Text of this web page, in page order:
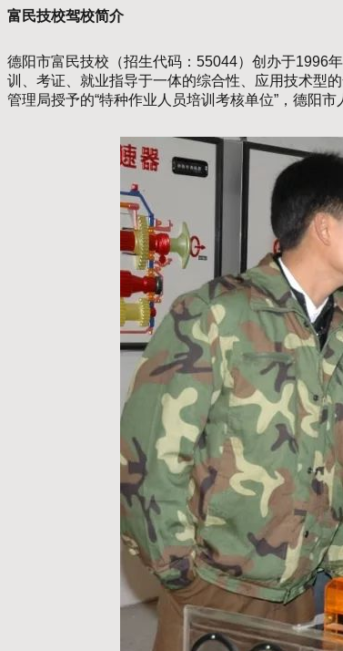
富民技校驾校简介
德阳市富民技校（招生代码：55044）创办于1996
训、考证、就业指导于一体的综合性、应用技术型
管理局授予的“特种作业人员培训考核单位”，德阳